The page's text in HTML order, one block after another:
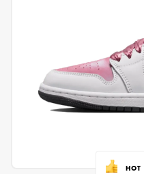
HOT